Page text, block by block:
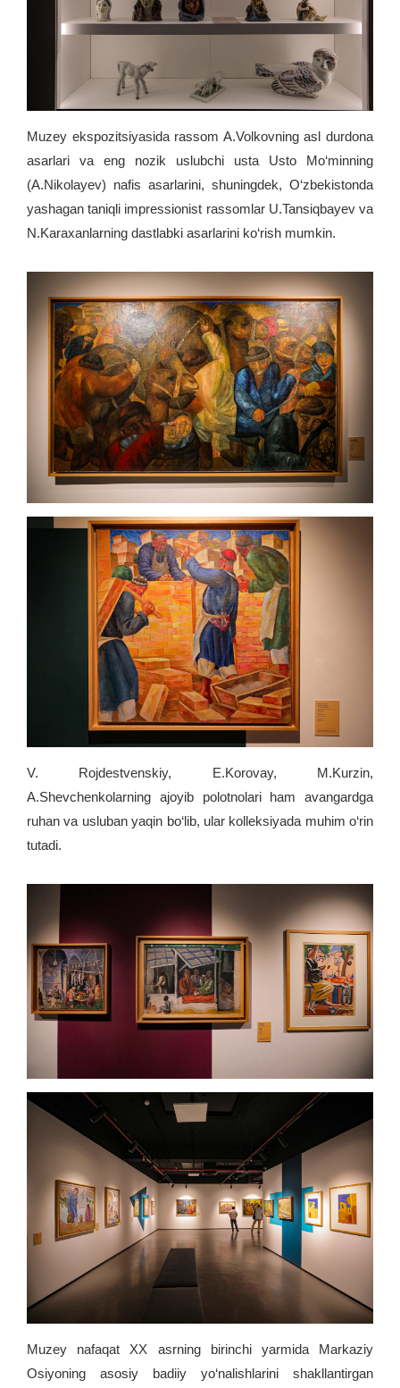
Muzey ekspozitsiyasida rassom A.Volkovning asl durdona
asarlari va eng nozik uslubchi usta Usto Mo‘minning
(A.Nikolayev) nafis asarlarini, shuningdek, O‘zbekistonda
yashagan taniqli impressionist rassomlar U.Tansiqbayev va
N.Karaxanlarning dastlabki asarlarini ko‘rish mumkin.
V. Rojdestvenskiy, E.Korovay, M.Kurzin,
A.Shevchenkolarning ajoyib polotnolari ham avangardga
ruhan va usluban yaqin bo‘lib, ular kolleksiyada muhim o‘rin
tutadi.
Muzey nafaqat XX asrning birinchi yarmida Markaziy
Osiyoning asosiy badiiy yo‘nalishlarini shakllantirgan